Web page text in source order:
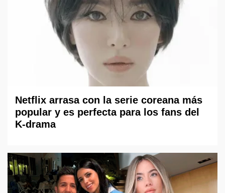
Netflix arrasa con la serie coreana más
popular y es perfecta para los fans del
K-drama